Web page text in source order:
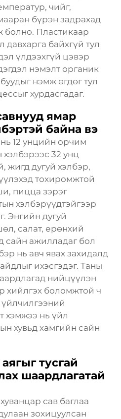
чийг,
бүрэн задрахад
болно. Пластикаар
давхарга байхгүй тул
үлдээхгүй цэвэр
нэмэлт органик
нэмж өгдөг тул
хурдасгадаг.
ямар
байна вэ
12 унцийн орчим
32 унц
жигд дугуй хэлбэр,
тохиромжтой
пицца зэрэг
хэлбэрүүдтэйгээр
Энгийн дугуй
салат, ерөнхий
сайн ажилладаг бол
нь авч явах захидалд
ихэсгэдэг. Таны
нийцүүлэн
хийлгэх боломжтой ч
үйлчилгээний
хэмжээ нь үйл
хувьд хамгийн сайн
тусгай
шаардлагатай
сав баглаа
зохицуулсан